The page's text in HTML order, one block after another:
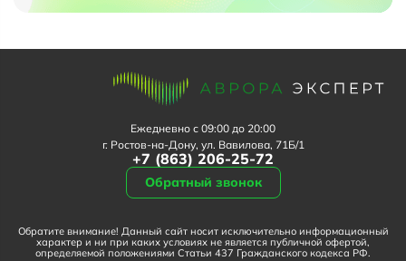
Ежедневно с 09:00 до 20:00
г. Ростов-на-Дону, ул. Вавилова, 71Б/1
+7 (863) 206-25-72
Обратный звонок
Обратите внимание! Данный сайт носит исключительно информационный
характер и ни при каких условиях не является публичной офертой,
определяемой положениями Статьи 437 Гражданского кодекса РФ.